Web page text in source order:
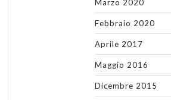
Marzo 2020
Febbraio 2020
Aprile 2017
Maggio 2016
Dicembre 2015